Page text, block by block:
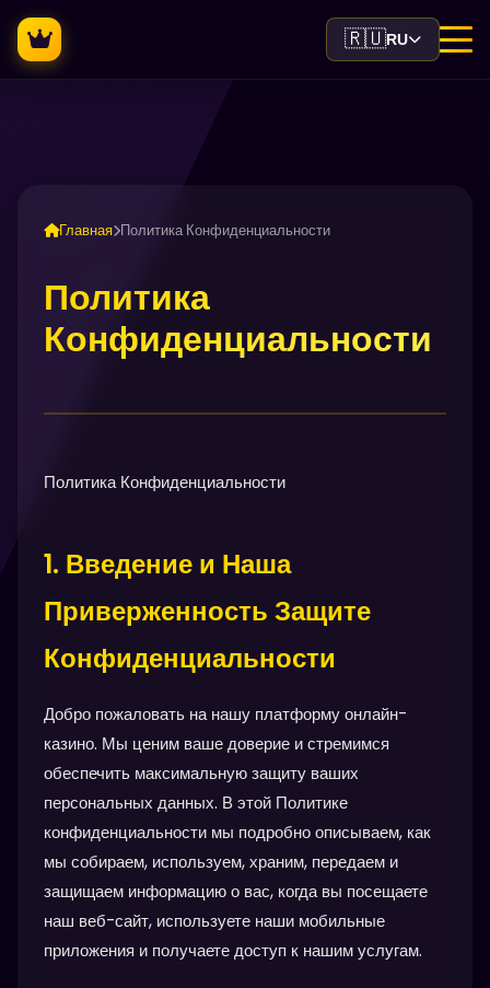
🇷🇺RU
Главная Политика Конфиденциальности
Политика
Конфиденциальности
Политика Конфиденциальности
1. Введение и Наша
Приверженность Защите
Конфиденциальности
Добро пожаловать на нашу платформу онлайн-
казино. Мы ценим ваше доверие и стремимся
обеспечить максимальную защиту ваших
персональных данных. В этой Политике
конфиденциальности мы подробно описываем, как
мы собираем, используем, храним, передаем и
защищаем информацию о вас, когда вы посещаете
наш веб-сайт, используете наши мобильные
приложения и получаете доступ к нашим услугам.